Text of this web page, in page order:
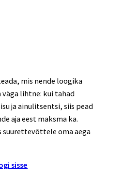
mis nende loogika
väga lihtne: kui tahad
ja ainulitsentsi, siis pead
aja eest maksma ka.
suurettevõttele oma aega
sisse